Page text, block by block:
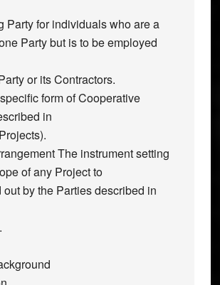
Party for individuals who are a
Party but is to be employed
or its Contractors.
form of Cooperative
in
The instrument setting
of any Project to
out by the Parties described in